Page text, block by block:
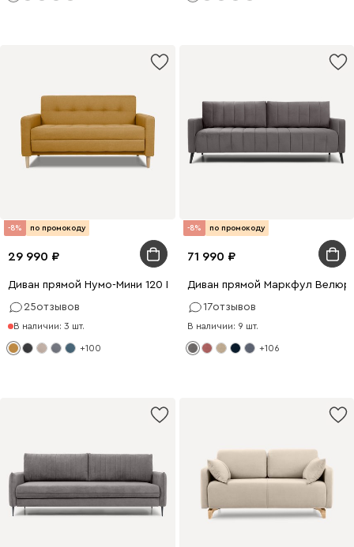
-8% по промокоду
29 990
Диван прямой Нумо-Мини 120 Рогожка Желтый
25отзывов
В наличии: 3 шт.
+100
-8% по промокоду
71 990
Диван прямой Маркфул Велюр
17отзывов
В наличии: 9 шт.
+106